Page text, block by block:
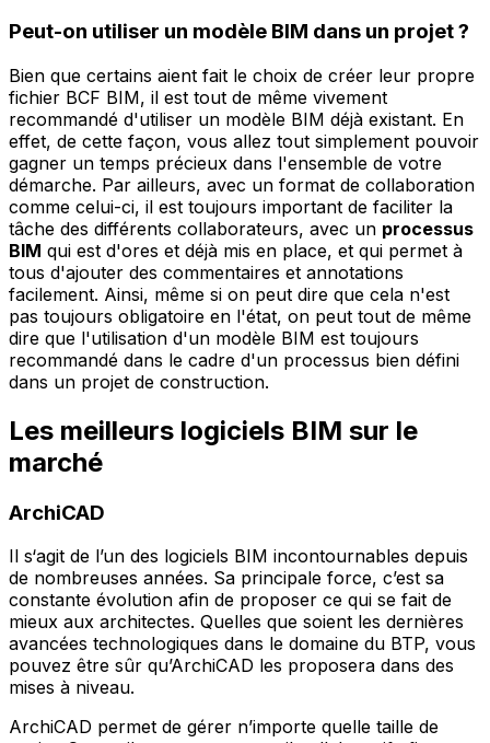
Peut-on utiliser un modèle BIM dans un projet ?
Bien que certains aient fait le choix de créer leur propre
fichier BCF BIM, il est tout de même vivement
recommandé d'utiliser un modèle BIM déjà existant. En
effet, de cette façon, vous allez tout simplement pouvoir
gagner un temps précieux dans l'ensemble de votre
démarche. Par ailleurs, avec un format de collaboration
comme celui-ci, il est toujours important de faciliter la
tâche des différents collaborateurs, avec un processus
BIM qui est d'ores et déjà mis en place, et qui permet à
tous d'ajouter des commentaires et annotations
facilement. Ainsi, même si on peut dire que cela n'est
pas toujours obligatoire en l'état, on peut tout de même
dire que l'utilisation d'un modèle BIM est toujours
recommandé dans le cadre d'un processus bien défini
dans un projet de construction.
Les meilleurs logiciels BIM sur le
marché
ArchiCAD
Il s‘agit de l’un des logiciels BIM incontournables depuis
de nombreuses années. Sa principale force, c’est sa
constante évolution afin de proposer ce qui se fait de
mieux aux architectes. Quelles que soient les dernières
avancées technologiques dans le domaine du BTP, vous
pouvez être sûr qu’ArchiCAD les proposera dans des
mises à niveau.
ArchiCAD permet de gérer n’importe quelle taille de